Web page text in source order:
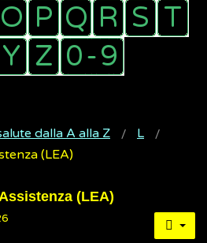
dalla A alla Z
L
(LEA)
(LEA)